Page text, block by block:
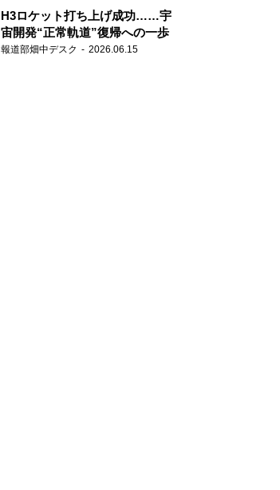
H3ロケット打ち上げ成功……宇
宙開発“正常軌道”復帰への一歩
報道部畑中デスク 2026.06.15